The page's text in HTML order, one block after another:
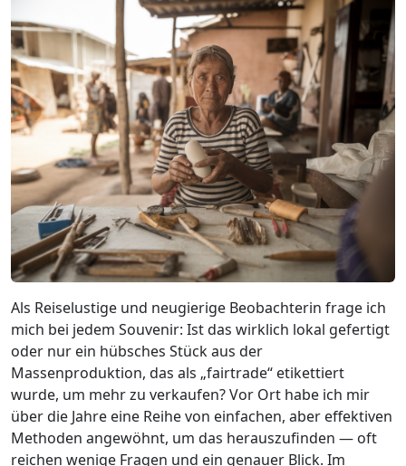
Als Reiselustige und neugierige Beobachterin frage ich
mich bei jedem Souvenir: Ist das wirklich lokal gefertigt
oder nur ein hübsches Stück aus der
Massenproduktion, das als „fairtrade“ etikettiert
wurde, um mehr zu verkaufen? Vor Ort habe ich mir
über die Jahre eine Reihe von einfachen, aber effektiven
Methoden angewöhnt, um das herauszufinden — oft
reichen wenige Fragen und ein genauer Blick. Im